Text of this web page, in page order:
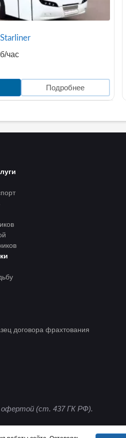
час
Подробнее
договора фрахтования
офертой (ст. 437 ГК РФ).